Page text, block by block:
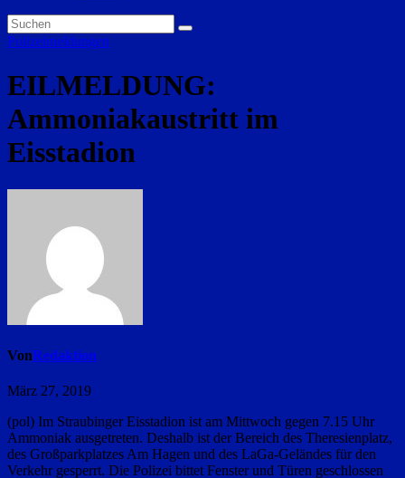
Polizeimeldungen
EILMELDUNG:
Ammoniakaustritt im
Eisstadion
VonRedaktion
März 27, 2019
(pol) Im Straubinger Eisstadion ist am Mittwoch gegen 7.15 Uhr
Ammoniak ausgetreten. Deshalb ist der Bereich des Theresienplatz,
des Großparkplatzes Am Hagen und des LaGa-Geländes für den
Verkehr gesperrt. Die Polizei bittet Fenster und Türen geschlossen